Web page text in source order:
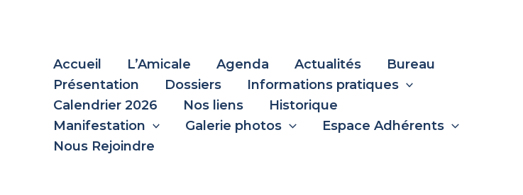
Accueil L’Amicale Agenda Actualités
Bureau
Présentation
Dossiers
Informations pratiques
Calendrier 2026
Nos liens
Historique
Manifestation
Galerie photos
Espace Adhérents
Nous Rejoindre